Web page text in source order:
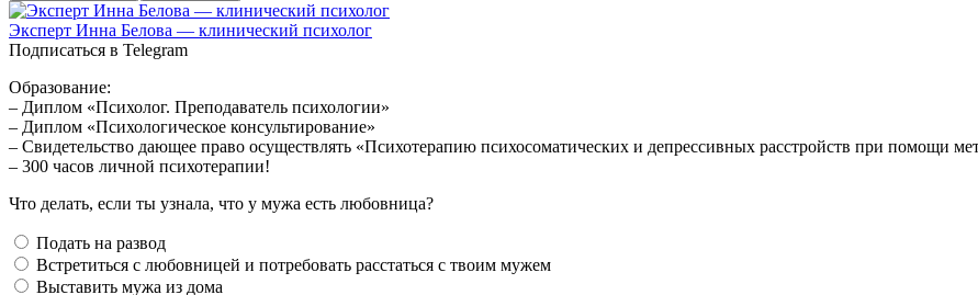
Эксперт Инна Белова — клинический психолог
Подписаться в Telegram
Образование:
– Диплом «Психолог. Преподаватель психологии»
– Диплом «Психологическое консультирование»
– Свидетельство дающее право осуществлять «Психотерапию психосоматических и депрессивных расстройств при помощи
– 300 часов личной психотерапии!
Что делать, если ты узнала, что у мужа есть любовница?
Подать на развод
Встретиться с любовницей и потребовать расстаться с твоим мужем
Выставить мужа из дома